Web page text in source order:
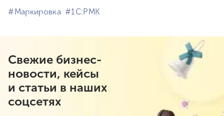
#⁣Маркировка #⁣1С:РМК
Свежие бизнес-
новости, кейсы
и статьи в наших
соцсетях